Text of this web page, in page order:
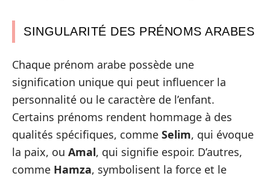
SINGULARITÉ DES PRÉNOMS ARABES
Chaque prénom arabe possède une
signification unique qui peut influencer la
personnalité ou le caractère de l’enfant.
Certains prénoms rendent hommage à des
qualités spécifiques, comme Selim, qui évoque
la paix, ou Amal, qui signifie espoir. D’autres,
comme Hamza, symbolisent la force et le